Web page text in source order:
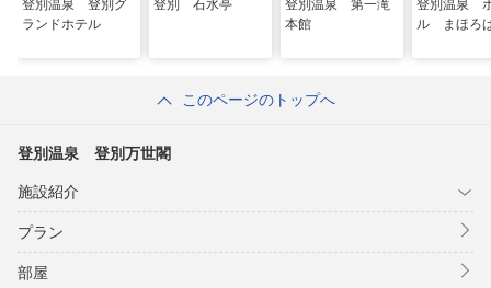
登別温泉 登別グ
ランドホテル
登別 石水亭
登別温泉 第一滝
本館
登別温泉
ル まほろ
このページのトップへ
登別温泉 登別万世閣
施設紹介
プラン
部屋